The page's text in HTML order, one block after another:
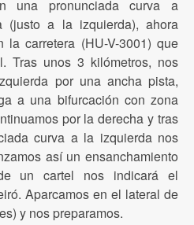
una pronunciada curva a
(justo a la izquierda), ahora
la carretera (HU-V-3001) que
Tras unos 3 kilómetros, nos
por una ancha pista,
a una bifurcación con zona
por la derecha y tras
curva a la izquierda nos
así un ensanchamiento
un cartel nos indicará el
Aparcamos en el lateral de
y nos preparamos.